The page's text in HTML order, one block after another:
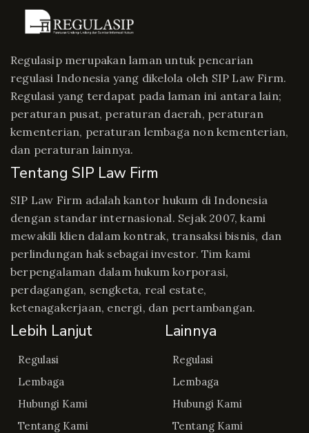
Regulasip merupakan laman untuk pencarian
regulasi Indonesia yang dikelola oleh SIP Law Firm.
Regulasi yang terdapat pada laman ini antara lain;
peraturan pusat, peraturan daerah, peraturan
kementerian, peraturan lembaga non kementerian,
dan peraturan lainnya.
Tentang SIP Law Firm
SIP Law Firm adalah kantor hukum di Indonesia
dengan standar internasional. Sejak 2007, kami
mewakili klien dalam kontrak, transaksi bisnis, dan
perlindungan hak sebagai investor. Tim kami
berpengalaman dalam hukum korporasi,
perdagangan, sengketa, real estate,
ketenagakerjaan, energi, dan pertambangan.
Lebih Lanjut
Regulasi
Lembaga
Hubungi Kami
Tentang Kami
Lainnya
Regulasi
Lembaga
Hubungi Kami
Tentang Kami